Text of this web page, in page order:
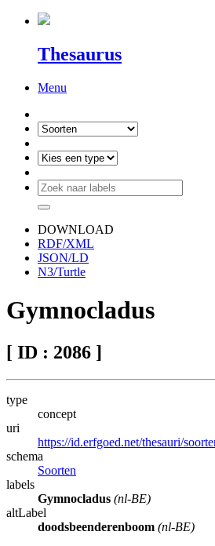
Thesaurus
Menu
DOWNLOAD
RDF/XML
JSON/LD
N3/Turtle
Gymnocladus
[ ID : 2086 ]
type
concept
uri
https://id.erfgoed.net/thesauri/
schema
Soorten
labels
Gymnocladus (nl-BE)
altLabel
doodsbeenderenboom (nl-BE)